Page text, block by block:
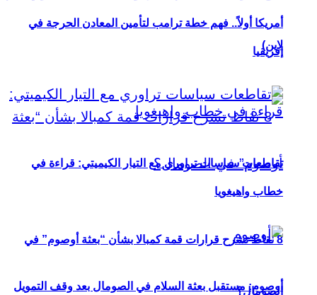
لاين)
8 نقاط تشرح قرارات قمة كمبالا بشأن “بعثة أوصوم” في
الصومال؟
أمريكا أولاً.. فهم خطة ترامب لتأمين المعادن الحرجة في
إفريقيا
تقاطعات سياسات تراوري مع التيار الكيميتي: قراءة في
خطاب واهيغويا
أوصوم: مستقبل بعثة السلام في الصومال بعد وقف التمويل